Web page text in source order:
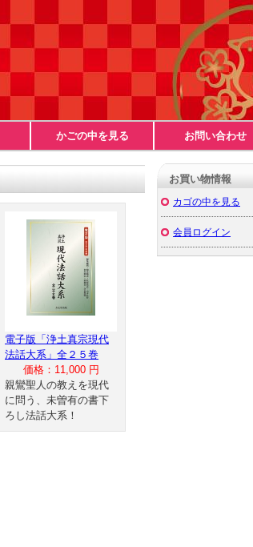
かごの中を見る お問い合わせ
電子版「浄土真宗現代
法話大系」全２５巻
価格：11,000 円
親鸞聖人の教えを現代
に問う、未曽有の書下
ろし法話大系！
お買い物情報
カゴの中を見る
会員ログイン